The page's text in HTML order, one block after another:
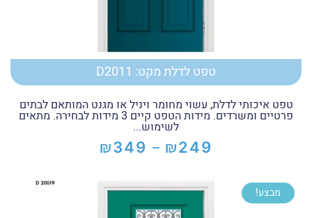
טפט לדלת מקט: D2011
טפט איכותי לדלת, עשוי מחומר ויניל או מגנט המותאם לבתים
פרטיים ומשרדים. מידות הטפט קיים 3 מידות לבחירה. מתאים
לשימוש...
₪249
–
₪349טווח
עד
⁦₪349⁩
מבצע!